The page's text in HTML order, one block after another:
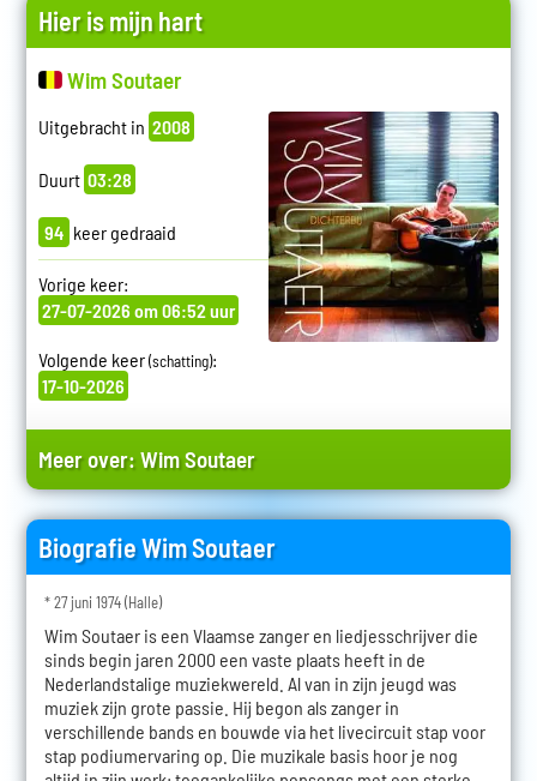
Hier is mijn hart
Wim Soutaer
Uitgebracht in 2008
Duurt 03:28
94 keer gedraaid
Vorige keer:
27-07-2026 om 06:52 uur
Volgende keer(schatting):
17-10-2026
Meer over:Wim Soutaer
Biografie Wim Soutaer
* 27 juni 1974 (Halle)
Wim Soutaer is een Vlaamse zanger en liedjesschrijver die
sinds begin jaren 2000 een vaste plaats heeft in de
Nederlandstalige muziekwereld. Al van in zijn jeugd was
muziek zijn grote passie. Hij begon als zanger in
verschillende bands en bouwde via het livecircuit stap voor
stap podiumervaring op. Die muzikale basis hoor je nog